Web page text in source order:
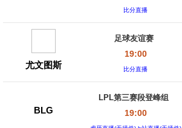
比分直播
尤文图斯
足球友谊赛
19:00
比分直播
BLG
LPL第三赛段登峰组
19:00